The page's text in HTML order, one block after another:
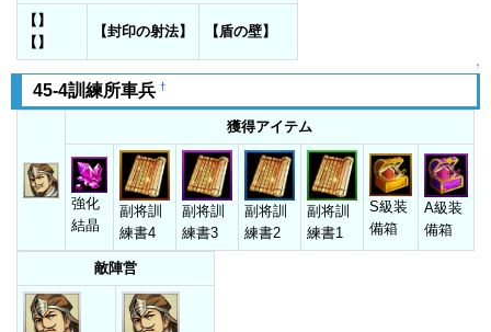
【】
【】
【封印の射法】 【盾の壁】
↑
45-4訓練所車兵 †
獲得アイテム
強化
結晶
副将訓
練書4
副将訓
練書3
副将訓
練書2
副将訓
練書1
S級装
備箱
A級装
備箱
敵陣営